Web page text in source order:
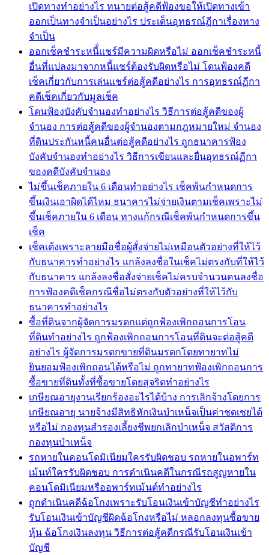
เปิดทางทำอย่างไร ทนายต่อสู้คดีฟ้องขอให้เปิดทางเข้า
ออกเป็นทางจำเป็นอย่างไร ประเด็นอุทธรณ์ฏีกาเรื่องทาง
จำเป็น
ออกเช็คชำระหนี้่แชร์มีความผิดหรือไม่ ออกเช็คชำระหนี้
อื่นที่แปลงมาจากหนี้แชร์ต้องรับผิดหรือไม่ โดนฟ้องคดี
เช็คเกี่ยวกับการเล่นแชร์ต่อสู้คดีอย่างไร การอุทธรณ์ฏีกา
คดีเช็คเกี่ยวกับมูลเช็ค
โดนฟ้องบังคับจำนองทำอย่างไร วิธีการต่อสู้คดีของผู้
จำนอง การต่อสู้คดีของผู้จำนองตามกฎหมายใหม่ จำนอง
ที่ดินประกันหนี้คนอื่นต่อสู้คดีอย่างไร ถูกธนาคารฟ้อง
บังคับจำนองทำอย่างไร วิธีการเขียนและยื่นอุทธรณ์ฏีกา
ของคดีบังคับจำนอง
ไม่ขึ้นเช็คภายใน 6 เดือนทำอย่างไร เช็คพ้นกำหนดการ
ขึ้นเงินเอาผิดได้ไหม ธนาคารไม่จ่ายเงินตามเช็คเพราะไม่
ขึ้นเช็คภายใน 6 เดือน ทางแก้กรณีเช็คพ้นกำหนดการขึ้น
เช็ค
เช็คเด้งเพราะลายมือชื่อผู้สั่งจ่ายไม่เหมือนตัวอย่างที่ให้ไว้
กับธนาคารทำอย่างไร แกล้งลงชื่อในเช็คไม่ตรงกับที่ให้ไว้
กับธนาคาร แกล้งลงชื่อสั่งจ่ายเช็คไม่ครบจำนวนคนลงชื่อ
การฟ้องคดีเช็คกรณีชื่อไม่ตรงกับตัวอย่างที่ให้ไว้กับ
ธนาคารทำอย่างไร
ซื้อที่ดินจากผู้จัดการมรดกแต่ถูกฟ้องเพิกถอนการโอน
ที่ดินทำอย่างไร ถูกฟ้องเพิกถอนการโอนที่ดินจะต่อสู้คดี
อย่างไร ผู้จัดการมรดกขายที่ดินมรดกโดยทายาทไม่
ยินยอมฟ้องเพิกถอนได้หรือไม่ ถูกทายาทฟ้องเพิกถอนการ
ซื้อขายที่ดินทั้งที่ซื้อขายโดยสุจริตทำอย่างไร
เกษียณอายุงานเรียกร้องอะไรได้บ้าง การเลิกจ้างโดยการ
เกษียณอายุ นายจ้างมีสิทธิหักเงินบำเหน็จเป็นค่าชดเชยได้
หรือไม่ กองทุนสำรองเลี้ยงชีพยกเลิกบำเหน็จ สวัสดิการ
กองทุนบำเหน็จ
รถหายในคอนโดมิเนียมใครรับผิดชอบ รถหายในอพาร์ท
เม้นท์ใครรับผิดชอบ การดำเนินคดีในกรณีรถสูญหายใน
คอนโดมิเนียมหรืออพาร์ทเม้นต์ทำอย่างไร
ถูกดำเนินคดีฉ้อโกงเพราะรับโอนเงินเข้าบัญชีทำอย่างไร
รับโอนเงินเข้าบัญชีผิดฉ้อโกงหรือไม่ หลอกลงทุนซื้อขาย
หุ้น ฉ้อโกงเงินลงทุน วิธีการต่อสู้คดีกรณีรับโอนเงินเข้า
บัญชี